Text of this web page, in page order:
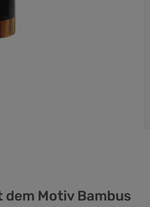
dem Motiv Bambus